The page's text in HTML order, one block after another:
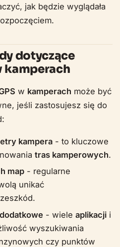
jak będzie wyglądała
dotyczące
kamperach
w kamperach może być
jeśli zastosujesz się do
kampera - to kluczowe
tras kamperowych.
map - regularne
unikać
- wieleaplikacji i
wyszukiwania
czy punktów